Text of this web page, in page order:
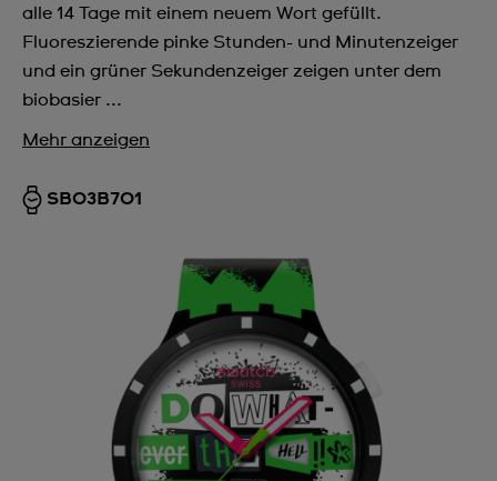
alle 14 Tage mit einem neuem Wort gefüllt.
Fluoreszierende pinke Stunden- und Minutenzeiger
und ein grüner Sekundenzeiger zeigen unter dem
biobasier ...
Mehr anzeigen
SB03B701